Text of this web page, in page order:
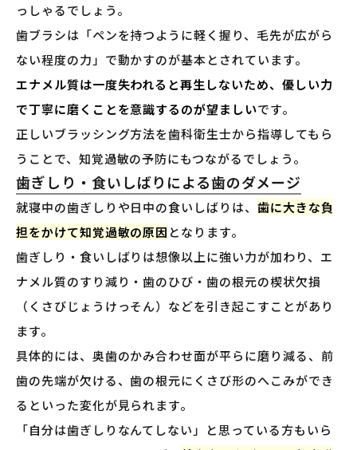
っしゃるでしょう。
歯ブラシは「ペンを持つように軽く握り、毛先が広がら
ない程度の力」で動かすのが基本とされています。
エナメル質は一度失われると再生しないため、優しい力
で丁寧に磨くことを意識するのが望ましいです。
正しいブラッシング方法を歯科衛生士から指導してもら
うことで、知覚過敏の予防にもつながるでしょう。
歯ぎしり・食いしばりによる歯のダメージ
就寝中の歯ぎしりや日中の食いしばりは、 歯に大きな負
担をかけて知覚過敏の原因 となります。
歯ぎしり・食いしばりは想像以上に強い力が加わり、エ
ナメル質のすり減り・歯のひび・歯の根元の楔状欠損
（くさびじょうけっそん）などを引き起こすことがあり
ます。
具体的には、奥歯のかみ合わせ面が平らに磨り減る、前
歯の先端が欠ける、歯の根元にくさび形のへこみができ
るといった変化が見られます。
「自分は歯ぎしりなんてしない」と思っている方もいら